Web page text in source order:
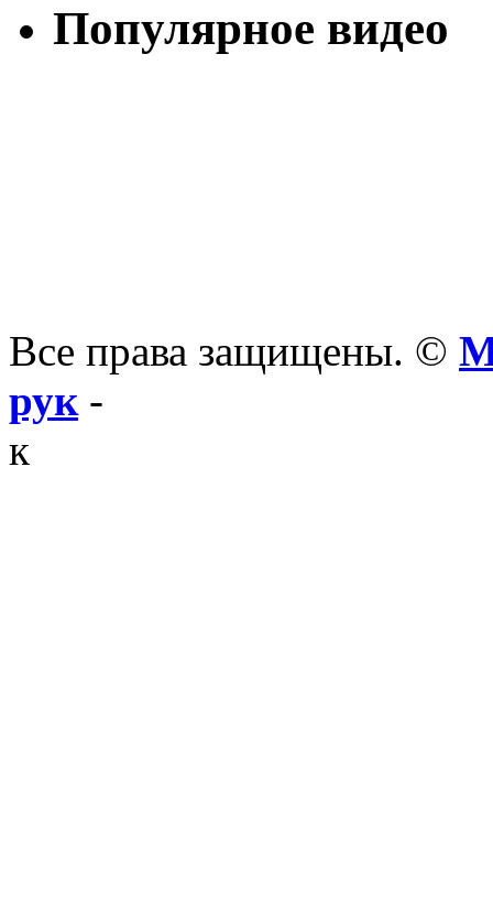
Популярное видео
Все права защищены. ©
рук-
к